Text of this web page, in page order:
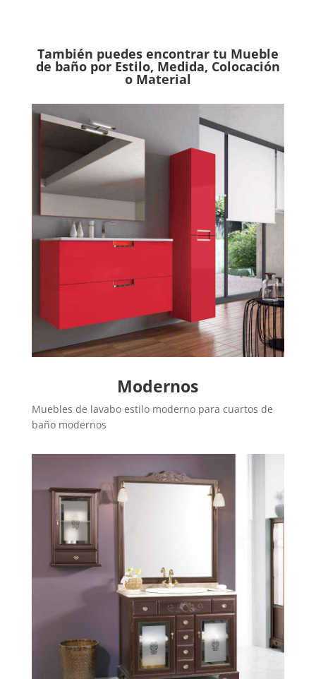
También puedes encontrar tu Mueble
de baño por Estilo, Medida, Colocación
o Material
Modernos
Muebles de lavabo estilo moderno para cuartos de
baño modernos